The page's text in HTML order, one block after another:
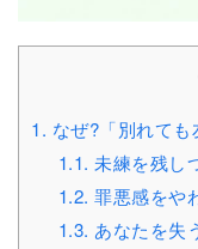
1. なぜ?「別れて
1.1. 未練を残し
1.2. 罪悪感をや
1.3. あなたを失